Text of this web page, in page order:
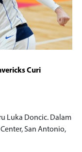
Curi
Luka Doncic. Dalam
San Antonio,